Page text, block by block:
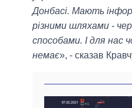
Донбасі. Мають
різними шляхами -
способами. І для нас
немає», - сказав